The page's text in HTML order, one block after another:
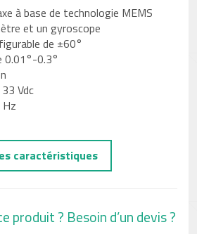
à base de technologie MEMS
et un gyroscope
de ±60°
0.01°-0.3°
Vdc
caractéristiques
produit ? Besoin d’un devis ?